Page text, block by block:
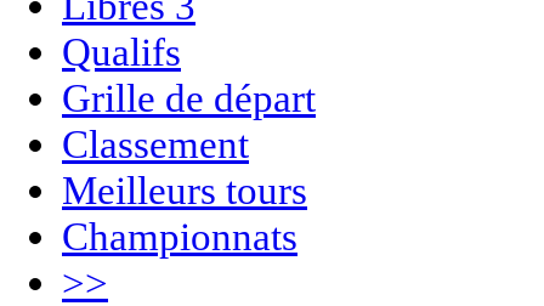
Qualifs
Grille de départ
Classement
Meilleurs tours
Championnats
>>